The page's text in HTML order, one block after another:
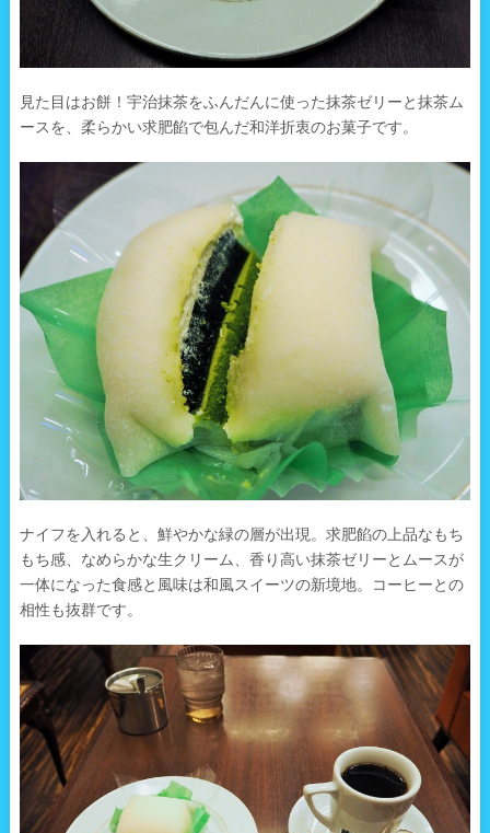
見た目はお餅！宇治抹茶をふんだんに使った抹茶ゼリーと抹茶ム
ースを、柔らかい求肥餡で包んだ和洋折衷のお菓子です。
ナイフを入れると、鮮やかな緑の層が出現。求肥餡の上品なもち
もち感、なめらかな生クリーム、香り高い抹茶ゼリーとムースが
一体になった食感と風味は和風スイーツの新境地。コーヒーとの
相性も抜群です。